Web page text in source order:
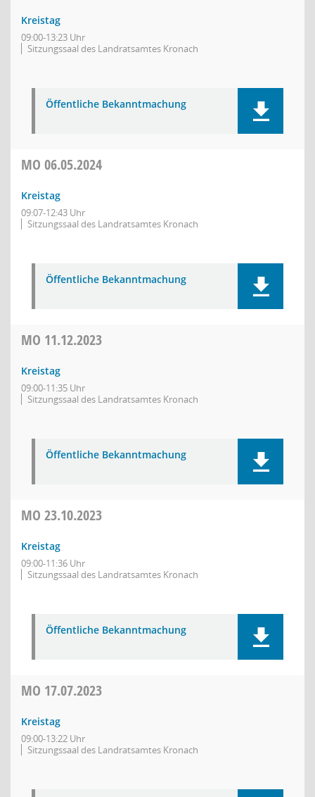
Kreistag
09:00-13:23 Uhr
Sitzungssaal des Landratsamtes Kronach
Öffentliche Bekanntmachung
MO 06.05.2024
Kreistag
09:07-12:43 Uhr
Sitzungssaal des Landratsamtes Kronach
Öffentliche Bekanntmachung
MO 11.12.2023
Kreistag
09:00-11:35 Uhr
Sitzungssaal des Landratsamtes Kronach
Öffentliche Bekanntmachung
MO 23.10.2023
Kreistag
09:00-11:36 Uhr
Sitzungssaal des Landratsamtes Kronach
Öffentliche Bekanntmachung
MO 17.07.2023
Kreistag
09:00-13:22 Uhr
Sitzungssaal des Landratsamtes Kronach